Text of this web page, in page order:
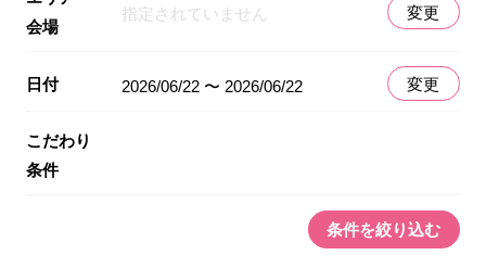
会場
指定されていません 変更
日付 2026/06/22 〜 2026/06/22 変更
こだわり
条件
条件を絞り込む